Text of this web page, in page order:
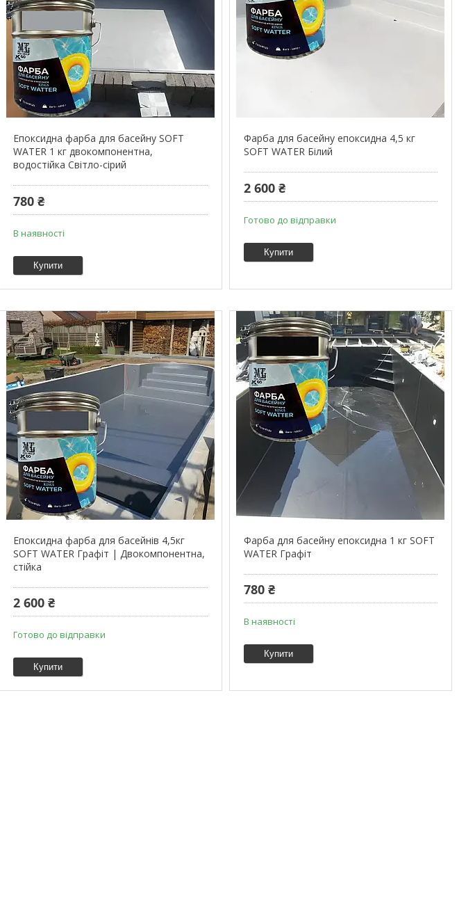
Епоксидна фарба для басейну SOFT
WATER 1 кг двокомпонентна,
водостійка Світло-сірий
780 ₴
В наявності
Купити
Фарба для басейну епоксидна 4,5 кг
SOFT WATER Білий
2 600 ₴
Готово до відправки
Купити
Епоксидна фарба для басейнів 4,5кг
SOFT WATER Графіт | Двокомпонентна,
стійка
2 600 ₴
Готово до відправки
Купити
Фарба для басейну епоксидна 1 кг SOFT
WATER Графіт
780 ₴
В наявності
Купити